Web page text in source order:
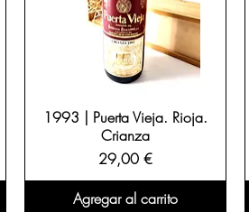
1993 | Puerta Vieja. Rioja.
Crianza
Precio
29,00 €
Agregar al carrito